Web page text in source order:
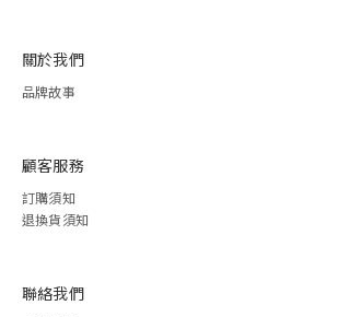
關於我們
品牌故事
顧客服務
訂購須知
退換貨須知
聯絡我們